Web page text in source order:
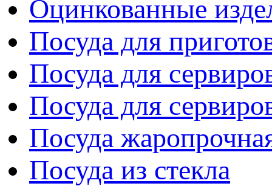
Оцинкованные
Посуда для
Посуда для
Посуда для
Посуда
Посуда из стекла